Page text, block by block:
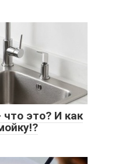
это? И как